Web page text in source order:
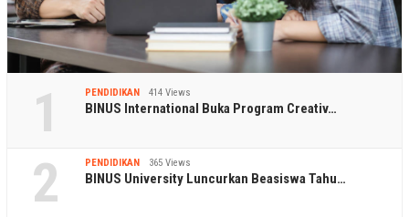
1 PENDIDIKAN 414 Views
BINUS International Buka Program Creativ…
2 PENDIDIKAN 365 Views
BINUS University Luncurkan Beasiswa Tahu…